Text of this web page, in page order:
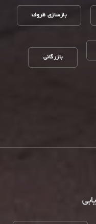
بازسازی ظروف
بازرگانی